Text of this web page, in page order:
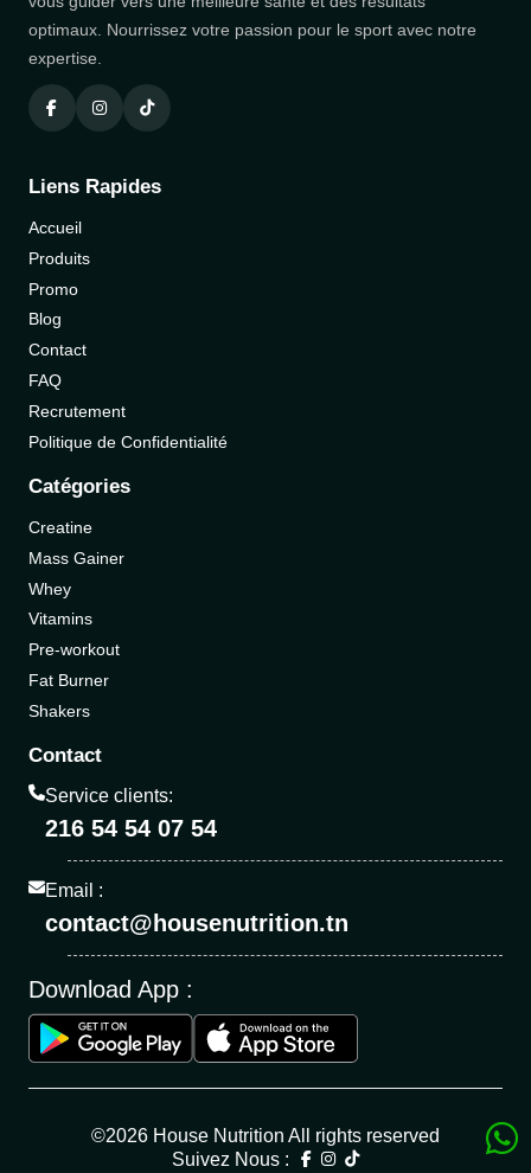
optimaux. Nourrissez votre passion pour le sport avec notre
expertise.
Liens Rapides
Accueil
Produits
Promo
Blog
Contact
FAQ
Recrutement
Politique de Confidentialité
Catégories
Creatine
Mass Gainer
Whey
Vitamins
Pre-workout
Fat Burner
Shakers
Contact
Service clients:
216 54 54 07 54
Email :
contact@housenutrition.tn
Download App :
©2026 House Nutrition All rights reserved
Suivez Nous :